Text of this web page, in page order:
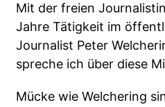
Mit der freien
Jahre Tätigkeit im
Journalist Peter
spreche ich über diese
Mücke wie Welchering